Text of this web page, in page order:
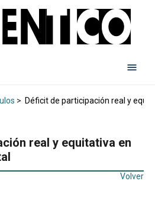
> Déficit de participación real y
real y equitativa en
Volver